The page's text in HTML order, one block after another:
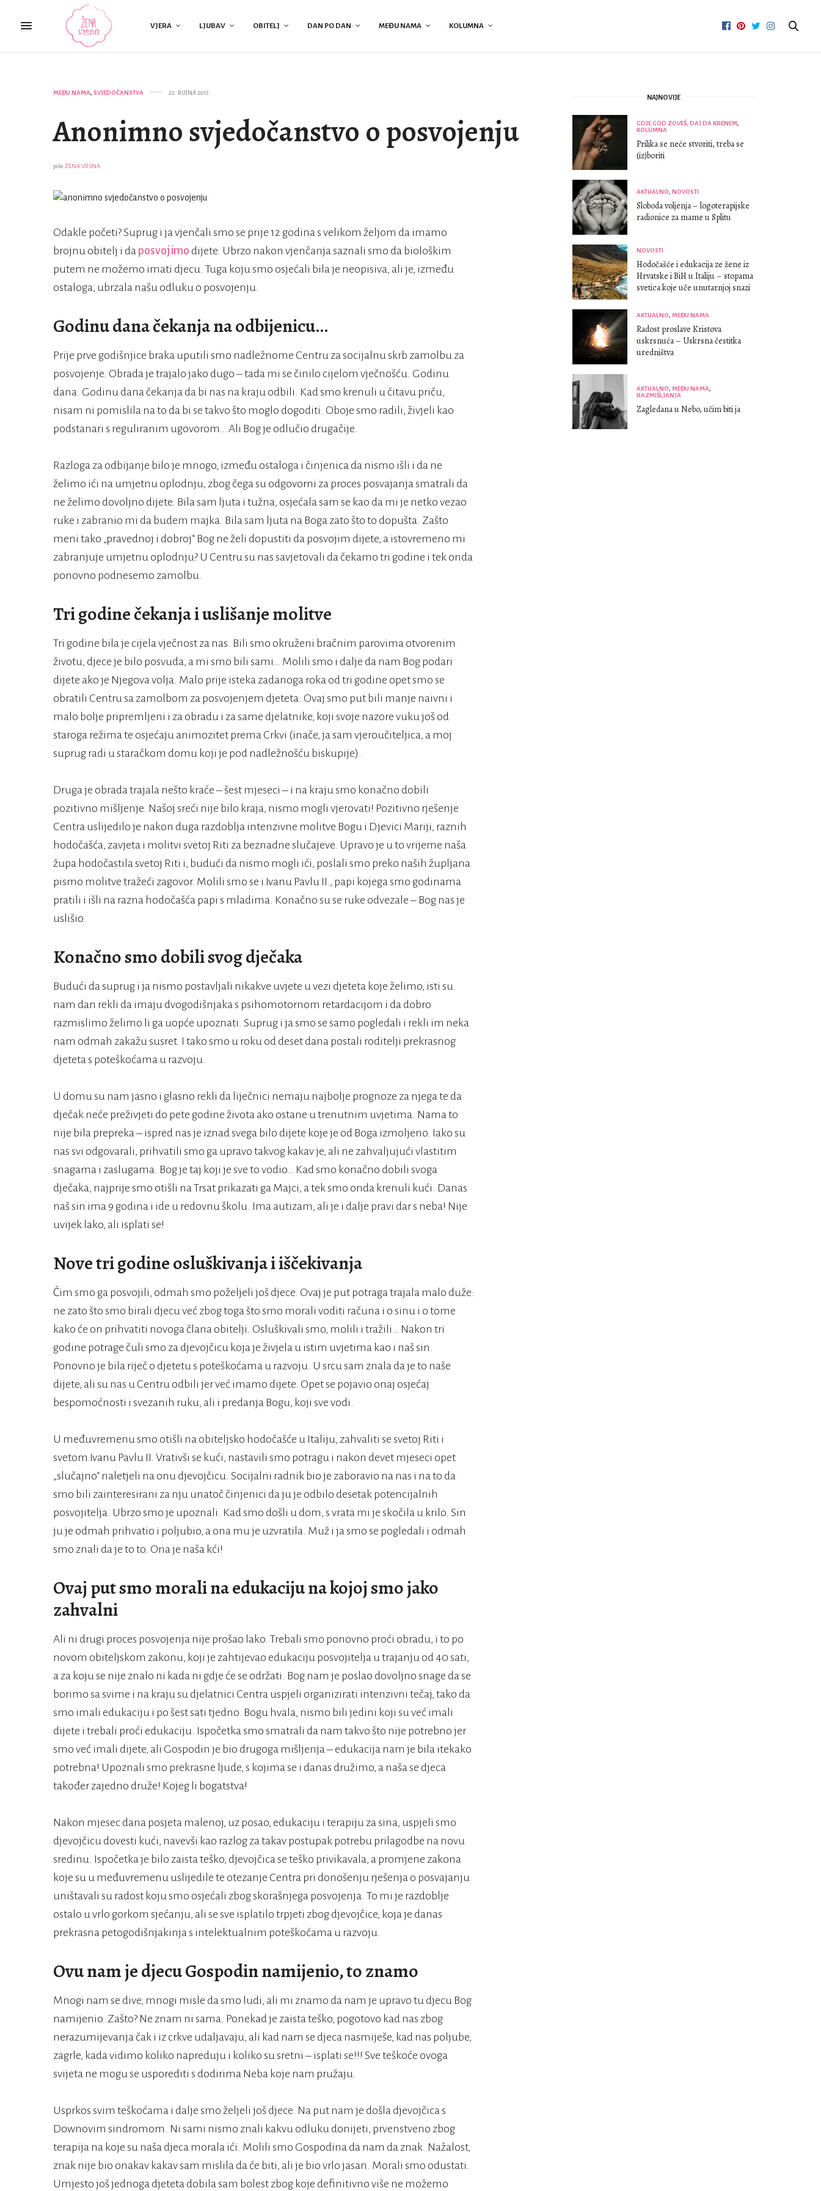
VJERA LJUBAV OBITELJ DAN PO DAN MEĐU NAMA KOLUMNA
MEĐU NAMA, SVJEDOČANSTVA 22. RUJNA 2017.
Anonimno svjedočanstvo o posvojenju
piše ŽENA VRSNA
Odakle početi? Suprug i ja vjenčali smo se prije 12 godina s velikom željom da imamo
brojnu obitelj i da posvojimo dijete. Ubrzo nakon vjenčanja saznali smo da biološkim
putem ne možemo imati djecu. Tuga koju smo osjećali bila je neopisiva, ali je, između
ostaloga, ubrzala našu odluku o posvojenju.
Godinu dana čekanja na odbijenicu…
Prije prve godišnjice braka uputili smo nadležnome Centru za socijalnu skrb zamolbu za
posvojenje. Obrada je trajalo jako dugo – tada mi se činilo cijelom vječnošću. Godinu
dana. Godinu dana čekanja da bi nas na kraju odbili. Kad smo krenuli u čitavu priču,
nisam ni pomislila na to da bi se takvo što moglo dogoditi. Oboje smo radili, živjeli kao
podstanari s reguliranim ugovorom… Ali Bog je odlučio drugačije.
Razloga za odbijanje bilo je mnogo, između ostaloga i činjenica da nismo išli i da ne
želimo ići na umjetnu oplodnju, zbog čega su odgovorni za proces posvajanja smatrali da
ne želimo dovoljno dijete. Bila sam ljuta i tužna, osjećala sam se kao da mi je netko vezao
ruke i zabranio mi da budem majka. Bila sam ljuta na Boga zato što to dopušta. Zašto
meni tako „pravednoj i dobroj“ Bog ne želi dopustiti da posvojim dijete, a istovremeno mi
zabranjuje umjetnu oplodnju? U Centru su nas savjetovali da čekamo tri godine i tek onda
ponovno podnesemo zamolbu.
Tri godine čekanja i uslišanje molitve
Tri godine bila je cijela vječnost za nas. Bili smo okruženi bračnim parovima otvorenim
životu, djece je bilo posvuda, a mi smo bili sami… Molili smo i dalje da nam Bog podari
dijete ako je Njegova volja. Malo prije isteka zadanoga roka od tri godine opet smo se
obratili Centru sa zamolbom za posvojenjem djeteta. Ovaj smo put bili manje naivni i
malo bolje pripremljeni i za obradu i za same djelatnike, koji svoje nazore vuku još od
staroga režima te osjećaju animozitet prema Crkvi (inače, ja sam vjeroučiteljica, a moj
suprug radi u staračkom domu koji je pod nadležnošću biskupije).
Druga je obrada trajala nešto kraće – šest mjeseci – i na kraju smo konačno dobili
pozitivno mišljenje. Našoj sreći nije bilo kraja, nismo mogli vjerovati! Pozitivno rješenje
Centra uslijedilo je nakon duga razdoblja intenzivne molitve Bogu i Djevici Mariji, raznih
hodočašća, zavjeta i molitvi svetoj Riti za beznadne slučajeve. Upravo je u to vrijeme naša
župa hodočastila svetoj Riti i, budući da nismo mogli ići, poslali smo preko naših župljana
pismo molitve tražeći zagovor. Molili smo se i Ivanu Pavlu II., papi kojega smo godinama
pratili i išli na razna hodočašća papi s mladima. Konačno su se ruke odvezale – Bog nas je
uslišio.
Konačno smo dobili svog dječaka
Budući da suprug i ja nismo postavljali nikakve uvjete u vezi djeteta koje želimo, isti su
nam dan rekli da imaju dvogodišnjaka s psihomotornom retardacijom i da dobro
razmislimo želimo li ga uopće upoznati. Suprug i ja smo se samo pogledali i rekli im neka
nam odmah zakažu susret. I tako smo u roku od deset dana postali roditelji prekrasnog
djeteta s poteškoćama u razvoju.
U domu su nam jasno i glasno rekli da liječnici nemaju najbolje prognoze za njega te da
dječak neće preživjeti do pete godine života ako ostane u trenutnim uvjetima. Nama to
nije bila prepreka – ispred nas je iznad svega bilo dijete koje je od Boga izmoljeno. Iako su
nas svi odgovarali, prihvatili smo ga upravo takvog kakav je, ali ne zahvaljujući vlastitim
snagama i zaslugama. Bog je taj koji je sve to vodio… Kad smo konačno dobili svoga
dječaka, najprije smo otišli na Trsat prikazati ga Majci, a tek smo onda krenuli kući. Danas
naš sin ima 9 godina i ide u redovnu školu. Ima autizam, ali je i dalje pravi dar s neba! Nije
uvijek lako, ali isplati se!
Nove tri godine osluškivanja i iščekivanja
Čim smo ga posvojili, odmah smo poželjeli još djece. Ovaj je put potraga trajala malo duže:
ne zato što smo birali djecu već zbog toga što smo morali voditi računa i o sinu i o tome
kako će on prihvatiti novoga člana obitelji. Osluškivali smo, molili i tražili… Nakon tri
godine potrage čuli smo za djevojčicu koja je živjela u istim uvjetima kao i naš sin.
Ponovno je bila riječ o djetetu s poteškoćama u razvoju. U srcu sam znala da je to naše
dijete, ali su nas u Centru odbili jer već imamo dijete. Opet se pojavio onaj osjećaj
bespomoćnosti i svezanih ruku, ali i predanja Bogu, koji sve vodi.
U međuvremenu smo otišli na obiteljsko hodočašće u Italiju, zahvaliti se svetoj Riti i
svetom Ivanu Pavlu II. Vrativši se kući, nastavili smo potragu i nakon devet mjeseci opet
„slučajno“ naletjeli na onu djevojčicu. Socijalni radnik bio je zaboravio na nas i na to da
smo bili zainteresirani za nju unatoč činjenici da ju je odbilo desetak potencijalnih
posvojitelja. Ubrzo smo je upoznali. Kad smo došli u dom, s vrata mi je skočila u krilo. Sin
ju je odmah prihvatio i poljubio, a ona mu je uzvratila. Muž i ja smo se pogledali i odmah
smo znali da je to to. Ona je naša kći!
Ovaj put smo morali na edukaciju na kojoj smo jako
zahvalni
Ali ni drugi proces posvojenja nije prošao lako. Trebali smo ponovno proći obradu, i to po
novom obiteljskom zakonu, koji je zahtijevao edukaciju posvojitelja u trajanju od 40 sati,
a za koju se nije znalo ni kada ni gdje će se održati. Bog nam je poslao dovoljno snage da se
borimo sa svime i na kraju su djelatnici Centra uspjeli organizirati intenzivni tečaj, tako da
smo imali edukaciju i po šest sati tjedno. Bogu hvala, nismo bili jedini koji su već imali
dijete i trebali proći edukaciju. Ispočetka smo smatrali da nam takvo što nije potrebno jer
smo već imali dijete, ali Gospodin je bio drugoga mišljenja – edukacija nam je bila itekako
potrebna! Upoznali smo prekrasne ljude, s kojima se i danas družimo, a naša se djeca
također zajedno druže! Kojeg li bogatstva!
Nakon mjesec dana posjeta malenoj, uz posao, edukaciju i terapiju za sina, uspjeli smo
djevojčicu dovesti kući, navevši kao razlog za takav postupak potrebu prilagodbe na novu
sredinu. Ispočetka je bilo zaista teško, djevojčica se teško privikavala, a promjene zakona
koje su u međuvremenu uslijedile te otezanje Centra pri donošenju rješenja o posvajanju
uništavali su radost koju smo osjećali zbog skorašnjega posvojenja. To mi je razdoblje
ostalo u vrlo gorkom sjećanju, ali se sve isplatilo trpjeti zbog djevojčice, koja je danas
prekrasna petogodišnjakinja s intelektualnim poteškoćama u razvoju.
Ovu nam je djecu Gospodin namijenio, to znamo
Mnogi nam se dive, mnogi misle da smo ludi, ali mi znamo da nam je upravo tu djecu Bog
namijenio. Zašto? Ne znam ni sama. Ponekad je zaista teško, pogotovo kad nas zbog
nerazumijevanja čak i iz crkve udaljavaju, ali kad nam se djeca nasmiješe, kad nas poljube,
zagrle, kada vidimo koliko napreduju i koliko su sretni – isplati se!!! Sve teškoće ovoga
svijeta ne mogu se usporediti s dodirima Neba koje nam pružaju.
Usprkos svim teškoćama i dalje smo željeli još djece. Na put nam je došla djevojčica s
Downovim sindromom. Ni sami nismo znali kakvu odluku donijeti, prvenstveno zbog
terapija na koje su naša djeca morala ići. Molili smo Gospodina da nam da znak. Nažalost,
znak nije bio onakav kakav sam mislila da će biti, ali je bio vrlo jasan. Morali smo odustati.
Umjesto još jednoga djeteta dobila sam bolest zbog koje definitivno više ne možemo
NAJNOVIJE
GDJE GOD ZOVEŠ, DAJ DA KRENEM,
KOLUMNA
Prilika se neće stvoriti, treba se
(iz)boriti
AKTUALNO, NOVOSTI
Sloboda voljenja – logoterapijske
radionice za mame u Splitu
NOVOSTI
Hodočašće i edukacija ze žene iz
Hrvatske i BiH u Italiju – stopama
svetica koje uče unutarnjoj snazi
AKTUALNO, MEĐU NAMA
Radost proslave Kristova
uskrsnuća – Uskrsna čestitka
uredništva
AKTUALNO, MEĐU NAMA,
RAZMIŠLJANJA
Zagledana u Nebo, učim biti ja